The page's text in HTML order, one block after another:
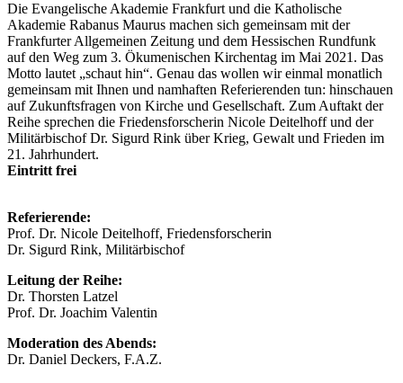
Die Evangelische Akademie Frankfurt und die Katholische
Akademie Rabanus Maurus machen sich gemeinsam mit der
Frankfurter Allgemeinen Zeitung und dem Hessischen Rundfunk
auf den Weg zum 3. Ökumenischen Kirchentag im Mai 2021. Das
Motto lautet „schaut hin“. Genau das wollen wir einmal monatlich
gemeinsam mit Ihnen und namhaften Referierenden tun: hinschauen
auf Zukunftsfragen von Kirche und Gesellschaft. Zum Auftakt der
Reihe sprechen die Friedensforscherin Nicole Deitelhoff und der
Militärbischof Dr. Sigurd Rink über Krieg, Gewalt und Frieden im
21. Jahrhundert.
Eintritt frei
Referierende:
Prof. Dr. Nicole Deitelhoff, Friedensforscherin
Dr. Sigurd Rink, Militärbischof
Leitung der Reihe:
Dr. Thorsten Latzel
Prof. Dr. Joachim Valentin
Moderation des Abends:
Dr. Daniel Deckers, F.A.Z.